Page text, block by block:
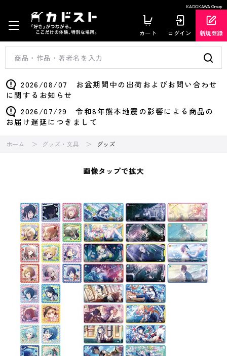
KADOKAWA Group
カート ログイン 新規登録
2026/08/07 お盆期間中の出荷およびお問い合わせ
に関するお知らせ
2026/07/29 令和8年熊本地震の影響による商品の
お届け遅延につきまして
ホーム グッズ・文具 グッズ
画像タップで拡大